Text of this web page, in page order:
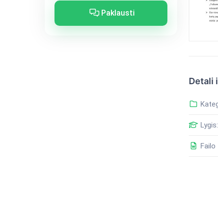
Paklausti
Detali
Lygis: